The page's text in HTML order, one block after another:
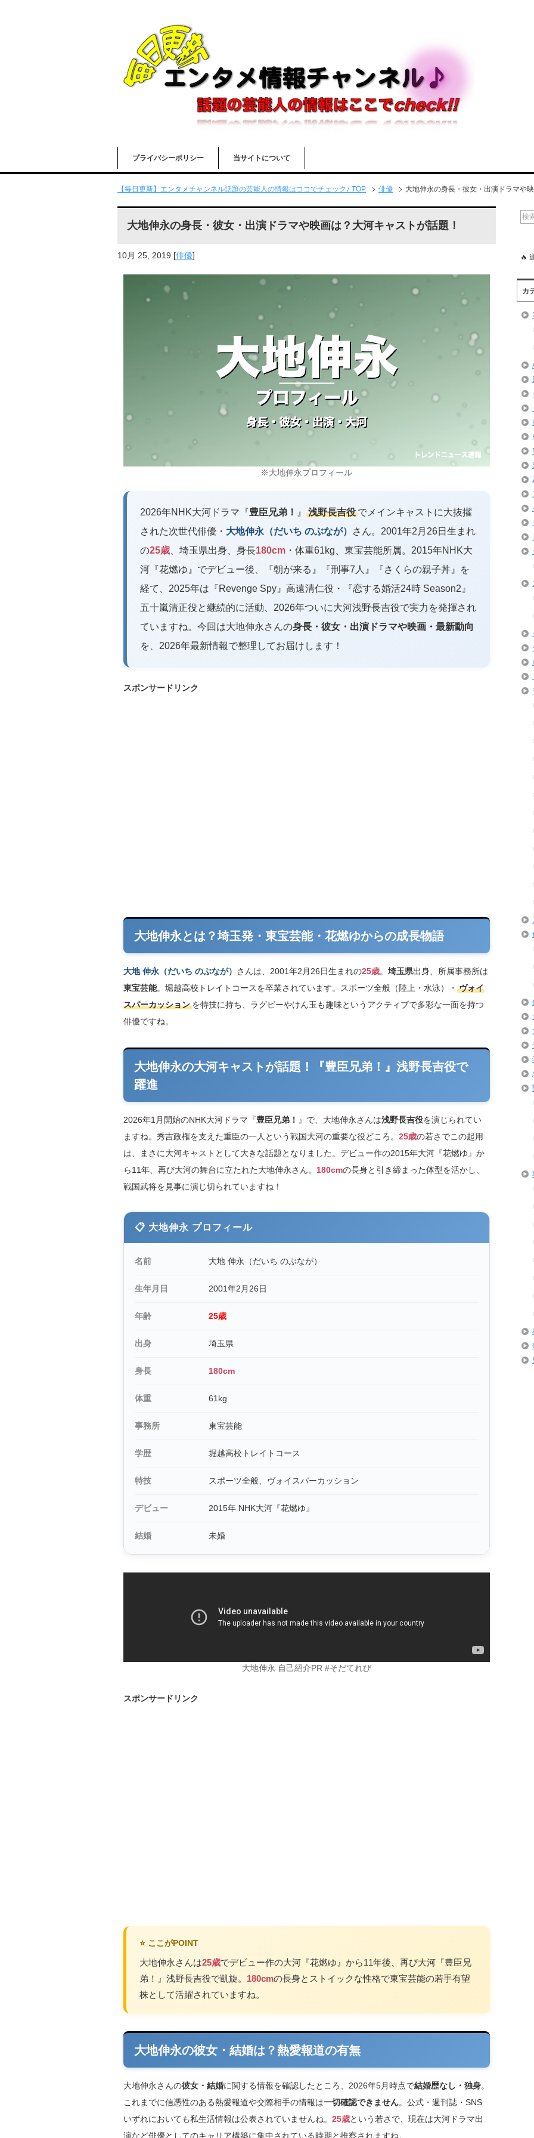
プライバシーポリシー 当サイトについて
【毎日更新】エンタメチャンネル話題の芸能人の情報はココでチェック♪ TOP 俳優 大地伸永の身長・彼女・出演ドラマや
大地伸永の身長・彼女・出演ドラマや映画は？大河キャストが話題！
10月 25, 2019 [俳優]
※大地伸永プロフィール
2026年NHK大河ドラマ『豊臣兄弟！ 』 浅野長吉役 でメインキャストに大抜擢
された次世代俳優・ 大地伸永（だいち のぶなが）
さん。2001年2月26日生まれ
の25歳 、埼玉県出身、身長180cm ・体重61kg、東宝芸能所属。2015年NHK大
河『花燃ゆ』でデビュー後、『朝が来る』『刑事7人』『さくらの親子丼』を
経て、2025年は『Revenge Spy』高遠清仁役・『恋する婚活24時 Season2』
五十嵐清正役と継続的に活動、2026年ついに大河浅野長吉役で実力を発揮され
ていますね。今回は大地伸永さんの身長・彼女・出演ドラマや映画・最新動向
を、2026年最新情報で整理してお届けします！
スポンサードリンク
大地伸永とは？埼玉発・東宝芸能・花燃ゆからの成長物語
大地 伸永（だいち のぶなが） さんは、2001年2月26日生まれの25歳。 埼玉県出身、所属事務所は
東宝芸能。堀越高校トレイトコースを卒業されています。スポーツ全般（陸上・水泳）・ ヴォイ
スパーカッション を特技に持ち、ラグビーやけん玉も趣味というアクティブで多彩な一面を持つ
俳優ですね。
大地伸永の大河キャストが話題！『豊臣兄弟！』浅野長吉役で
躍進
2026年1月開始のNHK大河ドラマ『豊臣兄弟！ 』で、大地伸永さんは浅野長吉役を演じられてい
ますね。秀吉政権を支えた重臣の一人という戦国大河の重要な役どころ。 25歳の若さでこの起用
は、まさに大河キャストとして大きな話題となりました。デビュー作の2015年大河『花燃ゆ』か
ら11年、再び大河の舞台に立たれた大地伸永さん。 180cmの長身と引き締まった体型を活かし、
戦国武将を見事に演じ切られていますね！
📋 大地伸永 プロフィール
名前 大地 伸永（だいち のぶなが）
生年月日 2001年2月26日
年齢 25歳
出身 埼玉県
身長 180cm
体重 61kg
事務所 東宝芸能
学歴 堀越高校トレイトコース
特技 スポーツ全般、ヴォイスパーカッション
デビュー 2015年 NHK大河『花燃ゆ』
結婚 未婚
大地伸永 自己紹介PR #そだてれび
スポンサードリンク
⭐ ここがPOINT
大地伸永さんは25歳でデビュー作の大河『花燃ゆ』から11年後、再び大河『豊臣兄
弟！』浅野長吉役で凱旋。 180cmの長身とストイックな性格で東宝芸能の若手有望
株として活躍されていますね。
大地伸永の彼女・結婚は？熱愛報道の有無
大地伸永さんの彼女・結婚に関する情報を確認したところ、2026年5月時点で結婚歴なし・独身。
これまでに信憑性のある熱愛報道や交際相手の情報は一切確認できません。公式・週刊誌・SNS
いずれにおいても私生活情報は公表されていませんね。 25歳という若さで、現在は大河ドラマ出
演など俳優としてのキャリア構築に集中されている時期と推察されますね。
🔥
カ